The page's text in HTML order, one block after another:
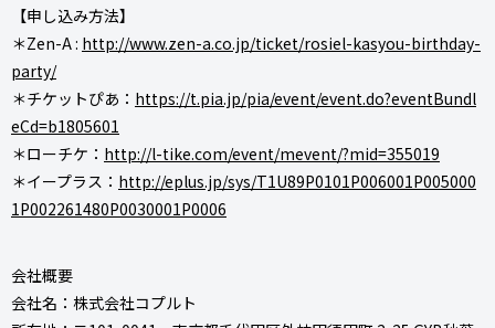
【申し込み方法】
＊Zen-A : http://www.zen-a.co.jp/ticket/rosiel-kasyou-birthday-
party/
＊チケットぴあ： https://t.pia.jp/pia/event/event.do?eventBundl
eCd=b1805601
＊ローチケ： http://l-tike.com/event/mevent/?mid=355019
＊イープラス： http://eplus.jp/sys/T1U89P0101P006001P005000
1P002261480P0030001P0006
会社概要
会社名：株式会社コプルト